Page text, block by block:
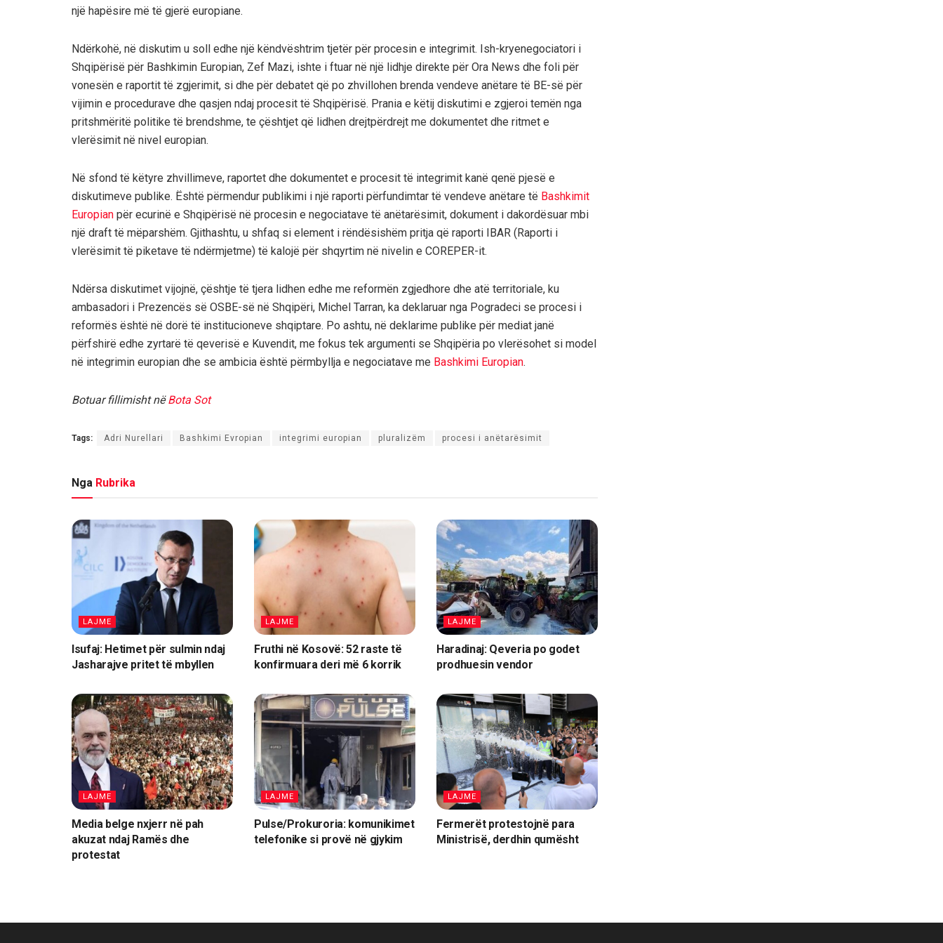
një hapësire më të gjerë europiane.
Ndërkohë, në diskutim u soll edhe një këndvështrim tjetër për procesin e integrimit. Ish-kryenegociatori i
Shqipërisë për Bashkimin Europian, Zef Mazi, ishte i ftuar në një lidhje direkte për Ora News dhe foli për
vonesën e raportit të zgjerimit, si dhe për debatet që po zhvillohen brenda vendeve anëtare të BE-së për
vijimin e procedurave dhe qasjen ndaj procesit të Shqipërisë. Prania e këtij diskutimi e zgjeroi temën nga
pritshmëritë politike të brendshme, te çështjet që lidhen drejtpërdrejt me dokumentet dhe ritmet e
vlerësimit në nivel europian.
Në sfond të këtyre zhvillimeve, raportet dhe dokumentet e procesit të integrimit kanë qenë pjesë e
diskutimeve publike. Është përmendur publikimi i një raporti përfundimtar të vendeve anëtare të Bashkimit
Europian për ecurinë e Shqipërisë në procesin e negociatave të anëtarësimit, dokument i dakordësuar mbi
një draft të mëparshëm. Gjithashtu, u shfaq si element i rëndësishëm pritja që raporti IBAR (Raporti i
vlerësimit të piketave të ndërmjetme) të kalojë për shqyrtim në nivelin e COREPER-it.
Ndërsa diskutimet vijojnë, çështje të tjera lidhen edhe me reformën zgjedhore dhe atë territoriale, ku
ambasadori i Prezencës së OSBE-së në Shqipëri, Michel Tarran, ka deklaruar nga Pogradeci se procesi i
reformës është në dorë të institucioneve shqiptare. Po ashtu, në deklarime publike për mediat janë
përfshirë edhe zyrtarë të qeverisë e Kuvendit, me fokus tek argumenti se Shqipëria po vlerësohet si model
në integrimin europian dhe se ambicia është përmbyllja e negociatave me Bashkimi Europian.
Botuar fillimisht nëBota Sot
Tags: Adri Nurellari Bashkimi Evropian integrimi europian pluralizëm procesi i anëtarësimit
Nga Rubrika
LAJME
Isufaj: Hetimet për sulmin ndaj
Jasharajve pritet të mbyllen
LAJME
Fruthi në Kosovë: 52 raste të
konfirmuara deri më 6 korrik
LAJME
Haradinaj: Qeveria po godet
prodhuesin vendor
LAJME
Media belge nxjerr në pah
akuzat ndaj Ramës dhe
protestat
LAJME
Pulse/Prokuroria: komunikimet
telefonike si provë në gjykim
LAJME
Fermerët protestojnë para
Ministrisë, derdhin qumësht